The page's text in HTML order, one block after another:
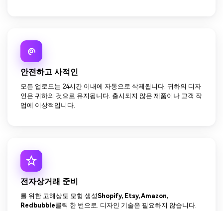
안전하고 사적인
모든 업로드는 24시간 이내에 자동으로 삭제됩니다. 귀하의 디자
인은 귀하의 것으로 유지됩니다. 출시되지 않은 제품이나 고객 작
업에 이상적입니다.
전자상거래 준비
를 위한 고해상도 모형 생성Shopify, Etsy, Amazon,
Redbubble클릭 한 번으로. 디자인 기술은 필요하지 않습니다.